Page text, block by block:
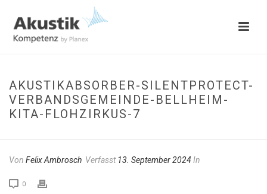
AKUSTIKABSORBER-SILENTPROTECT-
VERBANDSGEMEINDE-BELLHEIM-
KITA-FLOHZIRKUS-7
Von Felix Ambrosch Verfasst13. September 2024In
0